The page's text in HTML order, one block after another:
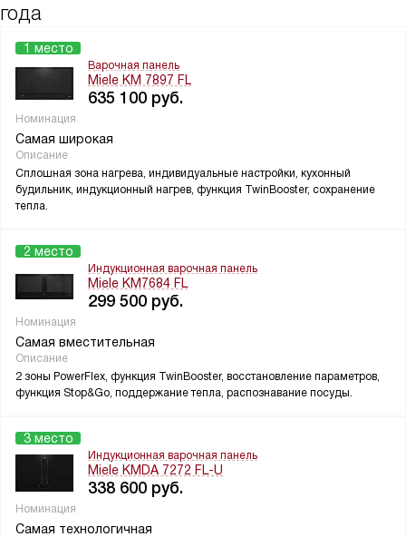
года
1 место
Варочная панель
Miele KM 7897 FL
635 100 руб.
Номинация
Самая широкая
Описание
Сплошная зона нагрева, индивидуальные настройки, кухонный
будильник, индукционный нагрев, функция TwinBooster, сохранение
тепла.
2 место
Индукционная варочная панель
Miele KM7684 FL
299 500 руб.
Номинация
Самая вместительная
Описание
2 зоны PowerFlex, функция TwinBooster, восстановление параметров,
функция Stop&Go, поддержание тепла, распознавание посуды.
3 место
Индукционная варочная панель
Miele KMDA 7272 FL-U
338 600 руб.
Номинация
Самая технологичная